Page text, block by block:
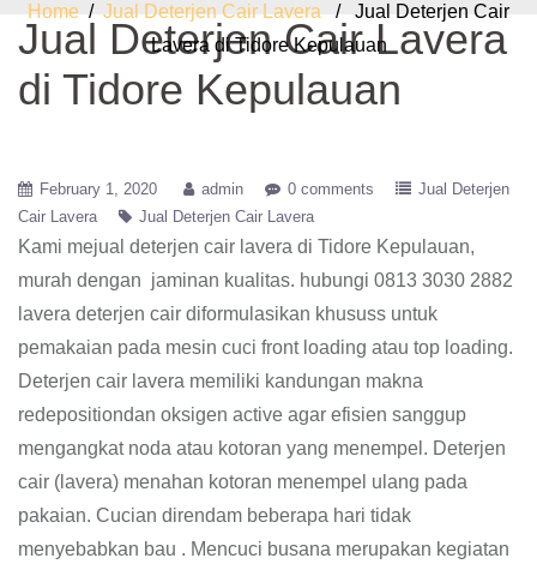
Home / Jual Deterjen Cair Lavera / Jual Deterjen Cair
Lavera di Tidore Kepulauan
Jual Deterjen Cair Lavera
di Tidore Kepulauan
February 1, 2020 admin 0 comments
Jual Deterjen
Cair Lavera
Jual Deterjen Cair Lavera
Kami mejual deterjen cair lavera di Tidore Kepulauan,
murah dengan jaminan kualitas. hubungi 0813 3030 2882
lavera deterjen cair diformulasikan khususs untuk
pemakaian pada mesin cuci front loading atau top loading.
Deterjen cair lavera memiliki kandungan makna
redepositiondan oksigen active agar efisien sanggup
mengangkat noda atau kotoran yang menempel. Deterjen
cair (lavera) menahan kotoran menempel ulang pada
pakaian. Cucian direndam beberapa hari tidak
menyebabkan bau . Mencuci busana merupakan kegiatan